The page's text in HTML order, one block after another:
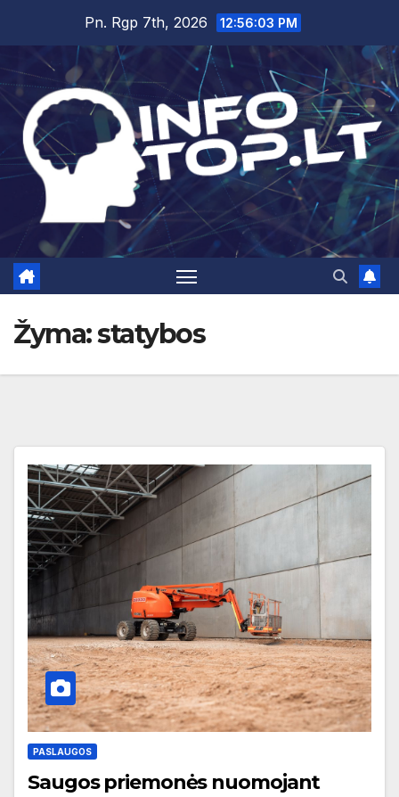
content
Pn. Rgp 7th, 2026 12:56:03 PM
Žyma:statybos
PASLAUGOS
Saugos priemonės nuomojant